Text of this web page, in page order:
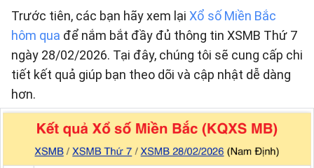
Trước tiên, các bạn hãy xem lại Xổ số Miền Bắc
hôm qua để nắm bắt đầy đủ thông tin XSMB Thứ 7
ngày 28/02/2026. Tại đây, chúng tôi sẽ cung cấp chi
tiết kết quả giúp bạn theo dõi và cập nhật dễ dàng
hơn.